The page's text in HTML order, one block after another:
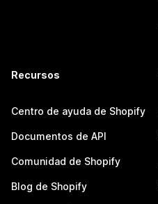
Recursos
Centro de ayuda de Shopify
Documentos de API
Comunidad de Shopify
Blog de Shopify